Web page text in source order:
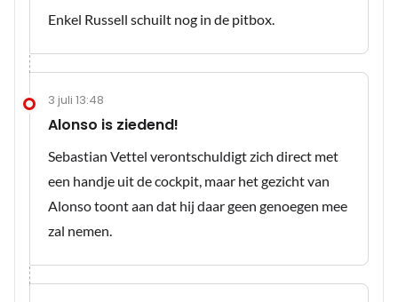
Enkel Russell schuilt nog in de pitbox.
3 juli 13:48
Alonso is ziedend!
Sebastian Vettel verontschuldigt zich direct met
een handje uit de cockpit, maar het gezicht van
Alonso toont aan dat hij daar geen genoegen mee
zal nemen.